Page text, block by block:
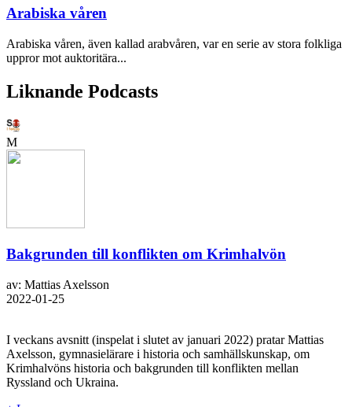
Arabiska våren
Arabiska våren, även kallad arabvåren, var en serie av stora folkliga
uppror mot auktoritära...
Liknande Podcasts
M
Bakgrunden till konflikten om Krimhalvön
av: Mattias Axelsson
2022-01-25
I veckans avsnitt (inspelat i slutet av januari 2022) pratar Mattias
Axelsson, gymnasielärare i historia och samhällskunskap, om
Krimhalvöns historia och bakgrunden till konflikten mellan
Ryssland och Ukraina.